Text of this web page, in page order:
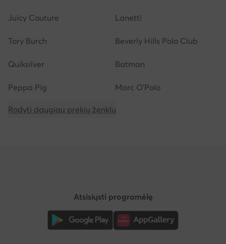
Juicy Couture Lanetti
Tory Burch Beverly Hills Polo Club
Quiksilver Batman
Peppa Pig Marc O'Polo
Rodyti daugiau prekių ženklų
Atsisiųsti programėlę